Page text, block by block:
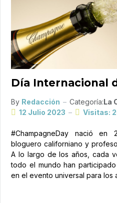
Día Internacional
By Redacción Categoría: La
12 Julio 2023
Visitas:
#ChampagneDay nació
bloguero californiano y
A lo largo de los años, cada
todo el mundo han
en el evento universal para los